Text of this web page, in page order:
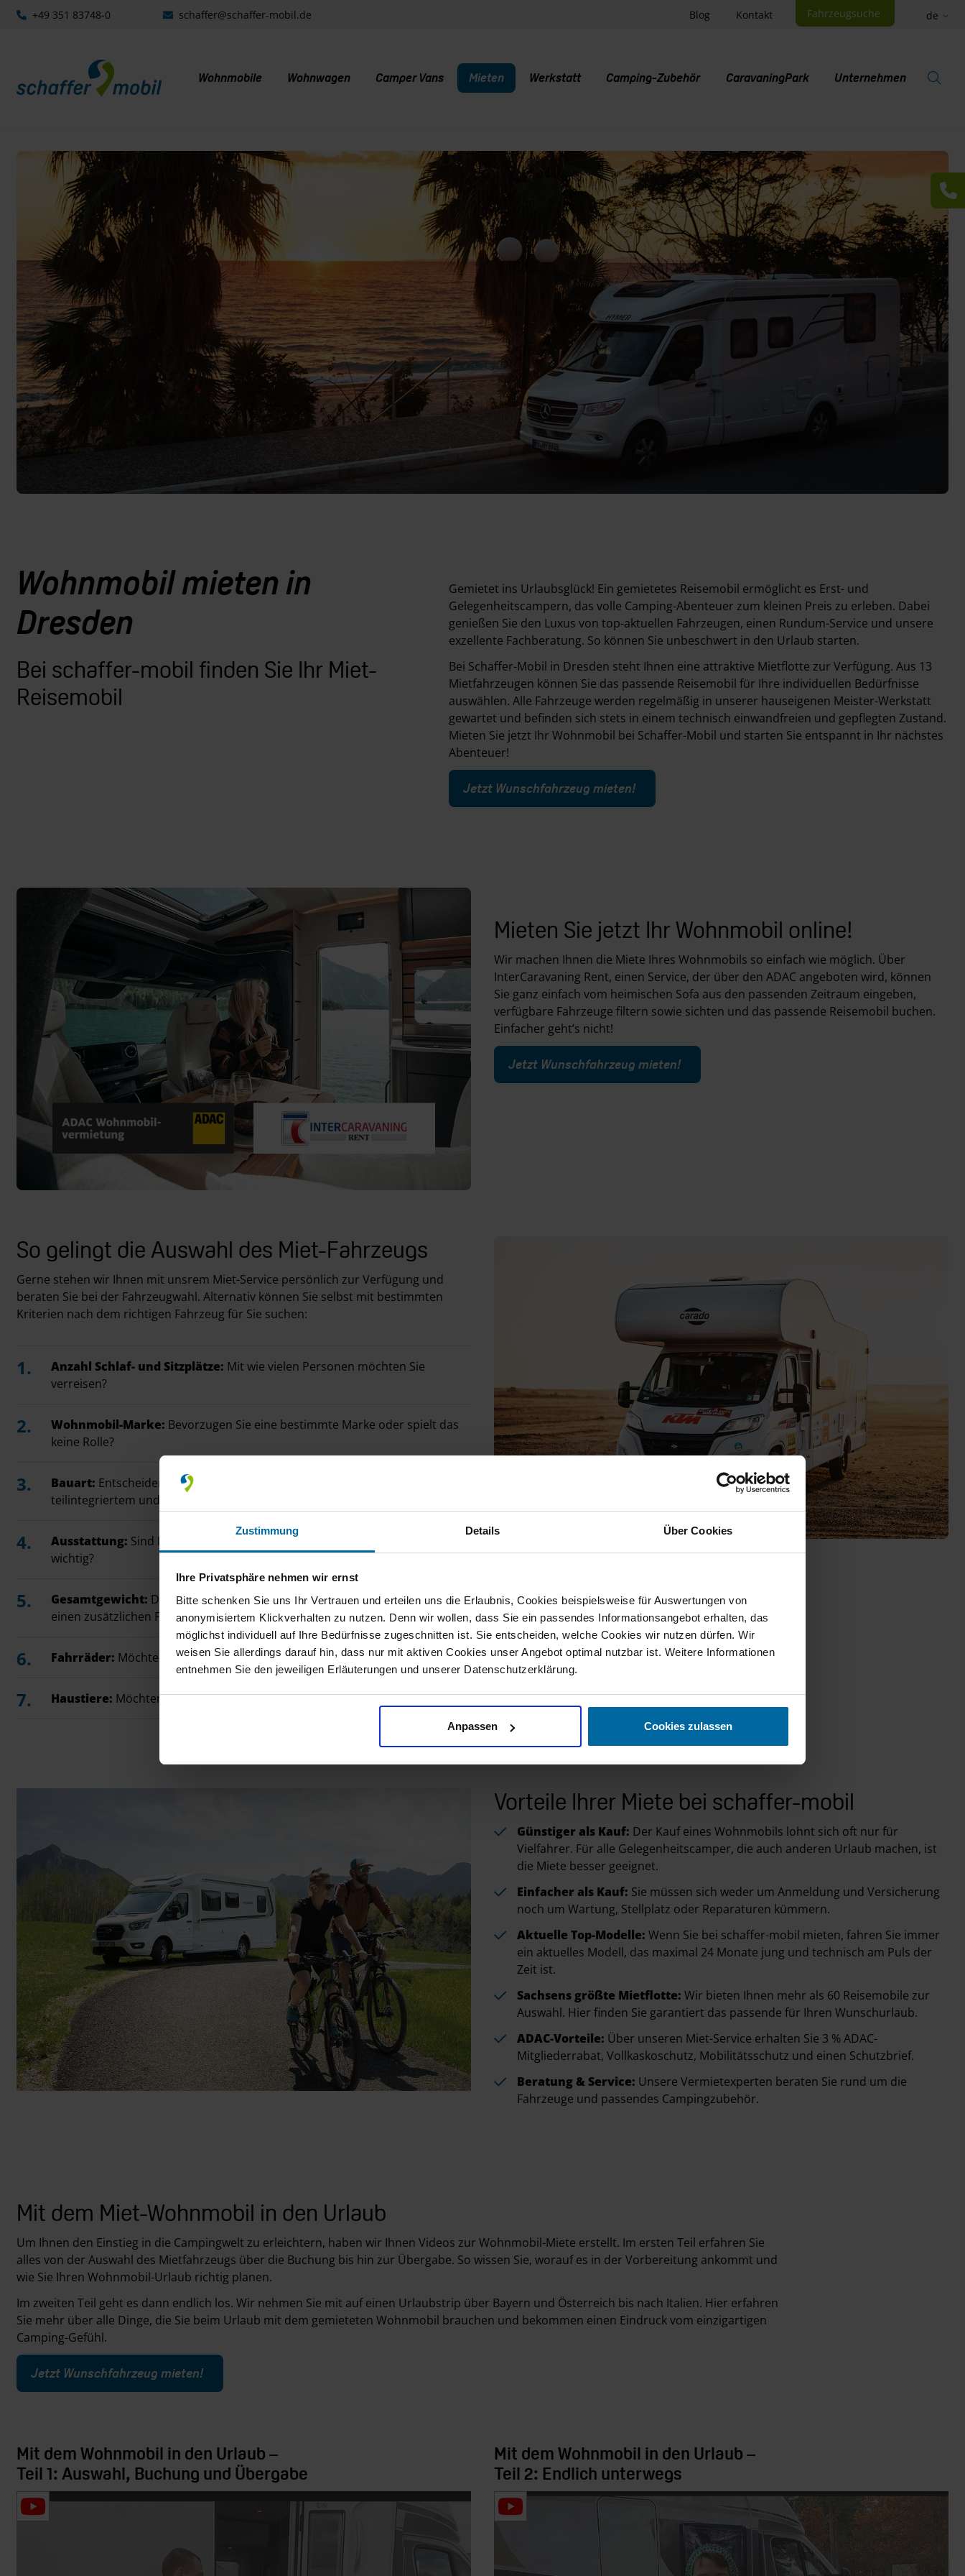
Zustimmung Details Über Cookies
Ihre Privatsphäre nehmen wir ernst
Bitte schenken Sie uns Ihr Vertrauen und erteilen uns die Erlaubnis, Cookies beispielsweise für Auswertungen von
anonymisiertem Klickverhalten zu nutzen. Denn wir wollen, dass Sie ein passendes Informationsangebot erhalten, das
möglichst individuell auf Ihre Bedürfnisse zugeschnitten ist. Sie entscheiden, welche Cookies wir nutzen dürfen. Wir
weisen Sie allerdings darauf hin, dass nur mit aktiven Cookies unser Angebot optimal nutzbar ist. Weitere Informationen
entnehmen Sie den jeweiligen Erläuterungen und unserer Datenschutzerklärung.
Anpassen Cookies zulassen
+49 351 83748-0 schaffer@schaffer-mobil.de Blog Kontakt Fahrzeugsuche de
Wohnmobile Wohnwagen Camper Vans Mieten Werkstatt Camping-Zubehör CaravaningPark Unternehmen
Wohnmobil mieten in
Dresden
Bei schaffer-mobil finden Sie Ihr Miet-
Reisemobil
Gemietet ins Urlaubsglück! Ein gemietetes Reisemobil ermöglicht es Erst- und
Gelegenheitscampern, das volle Camping-Abenteuer zum kleinen Preis zu erleben. Dabei
genießen Sie den Luxus von top-aktuellen Fahrzeugen, einen Rundum-Service und unsere
exzellente Fachberatung. So können Sie unbeschwert in den Urlaub starten.
Bei Schaffer-Mobil in Dresden steht Ihnen eine attraktive Mietflotte zur Verfügung. Aus 13
Mietfahrzeugen können Sie das passende Reisemobil für Ihre individuellen Bedürfnisse
auswählen. Alle Fahrzeuge werden regelmäßig in unserer hauseigenen Meister-Werkstatt
gewartet und befinden sich stets in einem technisch einwandfreien und gepflegten Zustand.
Mieten Sie jetzt Ihr Wohnmobil bei Schaffer-Mobil und starten Sie entspannt in Ihr nächstes
Abenteuer!
Jetzt Wunschfahrzeug mieten!
Mieten Sie jetzt Ihr Wohnmobil online!
Wir machen Ihnen die Miete Ihres Wohnmobils so einfach wie möglich. Über
InterCaravaning Rent, einen Service, der über den ADAC angeboten wird, können
Sie ganz einfach vom heimischen Sofa aus den passenden Zeitraum eingeben,
verfügbare Fahrzeuge filtern sowie sichten und das passende Reisemobil buchen.
Einfacher geht’s nicht!
Jetzt Wunschfahrzeug mieten!
So gelingt die Auswahl des Miet-Fahrzeugs
Gerne stehen wir Ihnen mit unsrem Miet-Service persönlich zur Verfügung und
beraten Sie bei der Fahrzeugwahl. Alternativ können Sie selbst mit bestimmten
Kriterien nach dem richtigen Fahrzeug für Sie suchen:
Anzahl Schlaf- und Sitzplätze: Mit wie vielen Personen möchten Sie
verreisen?
Wohnmobil-Marke: Bevorzugen Sie eine bestimmte Marke oder spielt das
keine Rolle?
Bauart: Entscheiden Sie sich zwischen Kastenwagen, Alkovenmobil,
teilintegriertem und vollintegriertem Wohnmobil.
Ausstattung: Sind Ihnen bestimmte Ausstattungsmerkmale besonders
wichtig?
Gesamtgewicht: Darf das Fahrzeug nur bis 3,5 t wiegen oder haben Sie
einen zusätzlichen Führerschein?
Fahrräder: Möchten Sie Fahrräder mitnehmen und wenn ja – wie viele?
Haustiere: Möchten Sie ein Haustier mitnehmen dürfen?
Vorteile Ihrer Miete bei schaffer-mobil
Günstiger als Kauf: Der Kauf eines Wohnmobils lohnt sich oft nur für
Vielfahrer. Für alle Gelegenheitscamper, die auch anderen Urlaub machen, ist
die Miete besser geeignet.
Einfacher als Kauf: Sie müssen sich weder um Anmeldung und Versicherung
noch um Wartung, Stellplatz oder Reparaturen kümmern.
Aktuelle Top-Modelle: Wenn Sie bei schaffer-mobil mieten, fahren Sie immer
ein aktuelles Modell, das maximal 24 Monate jung und technisch am Puls der
Zeit ist.
Sachsens größte Mietflotte: Wir bieten Ihnen mehr als 60 Reisemobile zur
Auswahl. Hier finden Sie garantiert das passende für Ihren Wunschurlaub.
ADAC-Vorteile: Über unseren Miet-Service erhalten Sie 3 % ADAC-
Mitgliederrabat, Vollkaskoschutz, Mobilitätsschutz und einen Schutzbrief.
Beratung & Service: Unsere Vermietexperten beraten Sie rund um die
Fahrzeuge und passendes Campingzubehör.
Mit dem Miet-Wohnmobil in den Urlaub
Um Ihnen den Einstieg in die Campingwelt zu erleichtern, haben wir Ihnen Videos zur Wohnmobil-Miete erstellt. Im ersten Teil erfahren Sie
alles von der Auswahl des Mietfahrzeugs über die Buchung bis hin zur Übergabe. So wissen Sie, worauf es in der Vorbereitung ankommt und
wie Sie Ihren Wohnmobil-Urlaub richtig planen.
Im zweiten Teil geht es dann endlich los. Wir nehmen Sie mit auf einen Urlaubstrip über Bayern und Österreich bis nach Italien. Hier erfahren
Sie mehr über alle Dinge, die Sie beim Urlaub mit dem gemieteten Wohnmobil brauchen und bekommen einen Eindruck vom einzigartigen
Camping-Gefühl.
Jetzt Wunschfahrzeug mieten!
Mit dem Wohnmobil in den Urlaub –
Teil 1: Auswahl, Buchung und Übergabe
Mit dem Wohnmobil in den Urlaub –
Teil 2: Endlich unterwegs